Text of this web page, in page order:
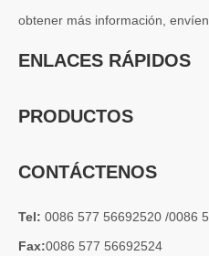
obtener más información,
ENLACES RÁPIDOS
PRODUCTOS
CONTÁCTENOS
Tel: 0086 577 56692520 /0086
Fax:0086 577 56692524